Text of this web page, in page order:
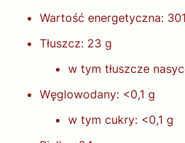
Wartość energetyczna:
Tłuszcz: 23 g
w tym tłuszcze
Węglowodany: <0,1 g
w tym cukry: <0,1 g